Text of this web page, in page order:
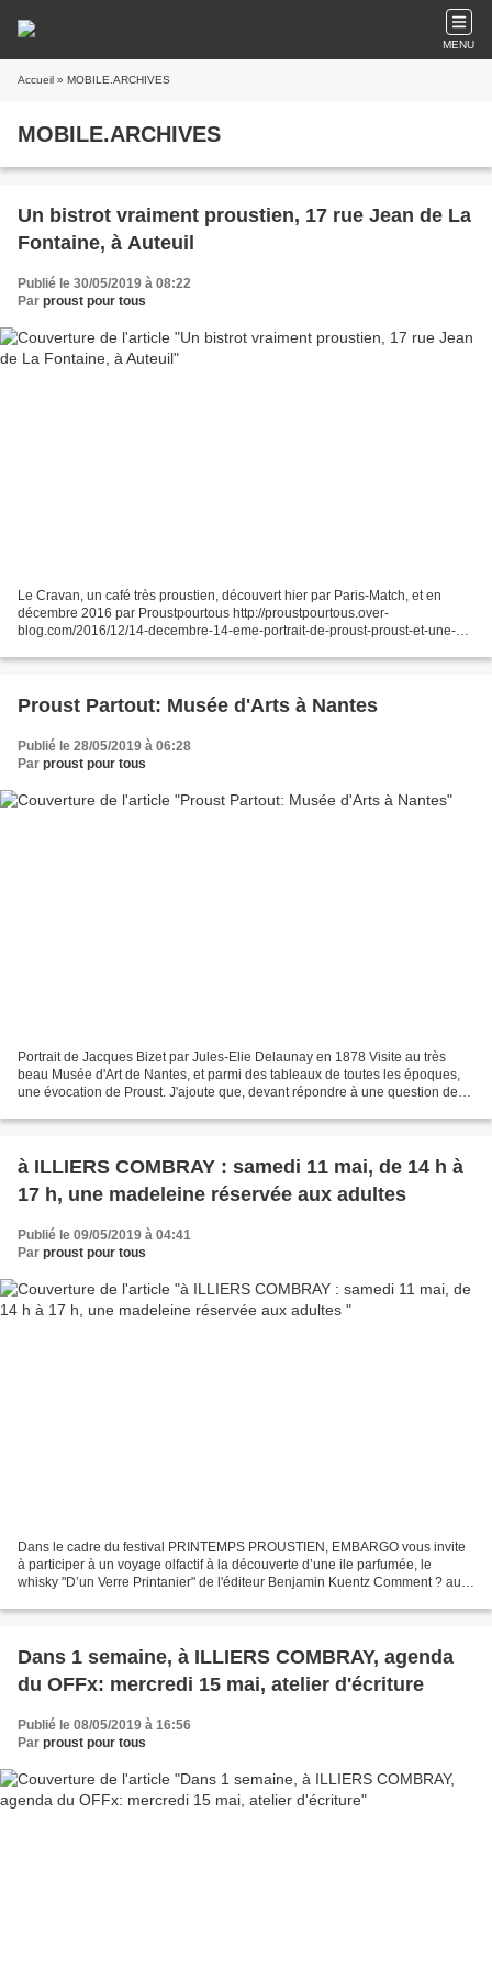
MENU
Accueil » MOBILE.ARCHIVES
MOBILE.ARCHIVES
Un bistrot vraiment proustien, 17 rue Jean de La
Fontaine, à Auteuil
Publié le 30/05/2019 à 08:22
Par proust pour tous
Le Cravan, un café très proustien, découvert hier par Paris-Match, et en
décembre 2016 par Proustpourtous http://proustpourtous.over-
blog.com/2016/12/14-decembre-14-eme-portrait-de-proust-proust-et-une-
Proust Partout: Musée d'Arts à Nantes
Publié le 28/05/2019 à 06:28
Par proust pour tous
Portrait de Jacques Bizet par Jules-Elie Delaunay en 1878 Visite au très
beau Musée d'Art de Nantes, et parmi des tableaux de toutes les époques,
une évocation de Proust. J'ajoute que, devant répondre à une question de
à ILLIERS COMBRAY : samedi 11 mai, de 14 h à
17 h, une madeleine réservée aux adultes
Publié le 09/05/2019 à 04:41
Par proust pour tous
Dans le cadre du festival PRINTEMPS PROUSTIEN, EMBARGO vous invite
à participer à un voyage olfactif à la découverte d’une ile parfumée, le
whisky "D’un Verre Printanier" de l'éditeur Benjamin Kuentz Comment ? au
Dans 1 semaine, à ILLIERS COMBRAY, agenda
du OFFx: mercredi 15 mai, atelier d'écriture
Publié le 08/05/2019 à 16:56
Par proust pour tous